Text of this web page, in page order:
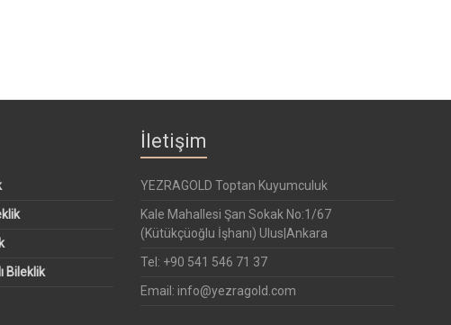
Bileklik
İletişim
YEZRAGOLD Toptan Kuyumculuk
Kale Mahallesi Şan Sokak No:1/67
(Kütükçüoğlu İşhanı) Ulus|Ankara
Tel: +90 541 546 71 37
Email: info@yezragold.com